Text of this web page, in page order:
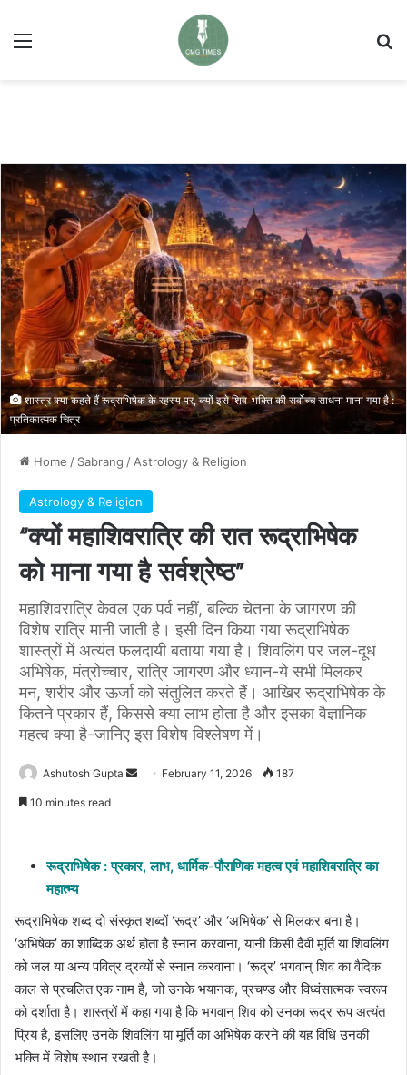
Menu
शास्त्र क्या कहते हैं रूद्राभिषेक के रहस्य पर, क्यों इसे शिव-भक्ति की सर्वोच्च साधना माना गया है :
प्रतिकात्मक चित्र
Home / Sabrang /Astrology & Religion
Astrology & Religion
“क्यों महाशिवरात्रि की रात रूद्राभिषेक
को माना गया है सर्वश्रेष्ठ”
महाशिवरात्रि केवल एक पर्व नहीं, बल्कि चेतना के जागरण की
विशेष रात्रि मानी जाती है। इसी दिन किया गया रूद्राभिषेक
शास्त्रों में अत्यंत फलदायी बताया गया है। शिवलिंग पर जल-दूध
अभिषेक, मंत्रोच्चार, रात्रि जागरण और ध्यान-ये सभी मिलकर
मन, शरीर और ऊर्जा को संतुलित करते हैं। आखिर रूद्राभिषेक के
कितने प्रकार हैं, किससे क्या लाभ होता है और इसका वैज्ञानिक
महत्व क्या है-जानिए इस विशेष विश्लेषण में।
Ashutosh Gupta
Send February 11, 2026 187
10 minutes read
रूद्राभिषेक : प्रकार, लाभ, धार्मिक-पौराणिक महत्व एवं महाशिवरात्रि का
महात्म्य
रूद्राभिषेक शब्द दो संस्कृत शब्दों ‘रूद्र’ और ‘अभिषेक’ से मिलकर बना है।
‘अभिषेक’ का शाब्दिक अर्थ होता है स्नान करवाना, यानी किसी दैवी मूर्ति या शिवलिंग
को जल या अन्य पवित्र द्रव्यों से स्नान करवाना। ‘रूद्र’ भगवान् शिव का वैदिक
काल से प्रचलित एक नाम है, जो उनके भयानक, प्रचण्ड और विध्वंसात्मक स्वरूप
को दर्शाता है। शास्त्रों में कहा गया है कि भगवान् शिव को उनका रूद्र रूप अत्यंत
प्रिय है, इसलिए उनके शिवलिंग या मूर्ति का अभिषेक करने की यह विधि उनकी
भक्ति में विशेष स्थान रखती है।